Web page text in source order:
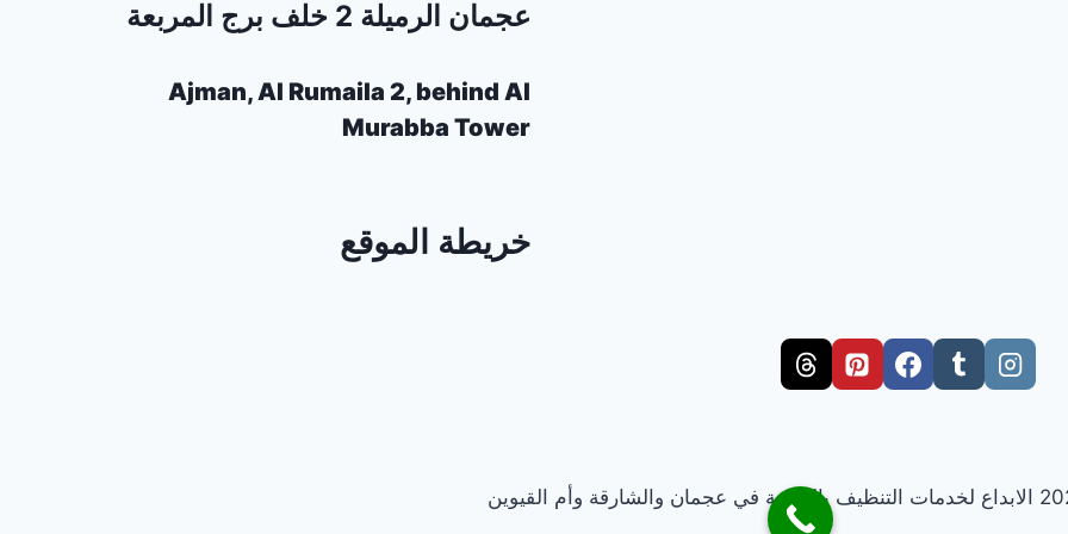
عجمان الرميلة 2 خلف برج المربعة
Ajman, Al Rumaila 2, behind Al
Murabba Tower
خريطة الموقع